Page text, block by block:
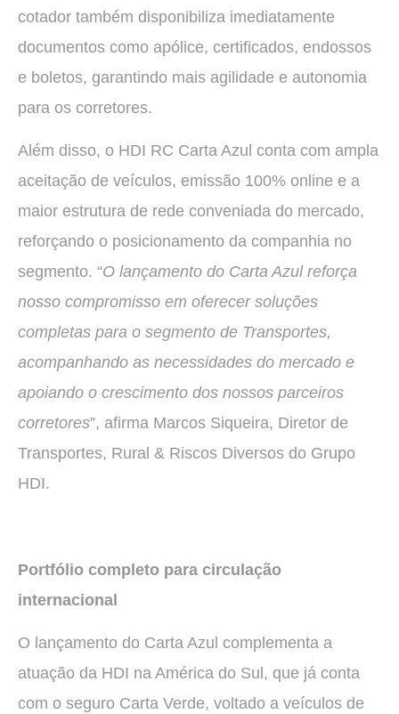
cotador também disponibiliza imediatamente
documentos como apólice, certificados, endossos
e boletos, garantindo mais agilidade e autonomia
para os corretores.
Além disso, o HDI RC Carta Azul conta com ampla
aceitação de veículos, emissão 100% online e a
maior estrutura de rede conveniada do mercado,
reforçando o posicionamento da companhia no
segmento. “O lançamento do Carta Azul reforça
nosso compromisso em oferecer soluções
completas para o segmento de Transportes,
acompanhando as necessidades do mercado e
apoiando o crescimento dos nossos parceiros
corretores”, afirma Marcos Siqueira, Diretor de
Transportes, Rural & Riscos Diversos do Grupo
HDI.
Portfólio completo para circulação
internacional
O lançamento do Carta Azul complementa a
atuação da HDI na América do Sul, que já conta
com o seguro Carta Verde, voltado a veículos de